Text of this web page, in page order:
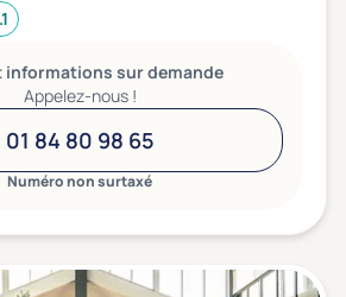
informations sur demande
Appelez-nous !
01 84 80 98 65
Numéro non surtaxé